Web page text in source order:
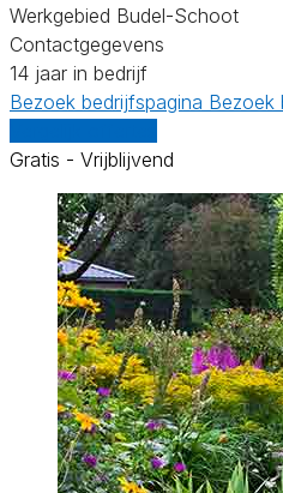
Werkgebied Budel-Schoot
Contactgegevens
14 jaar in bedrijf
Bezoek bedrijfspagina Bezoek
Gratis - Vrijblijvend